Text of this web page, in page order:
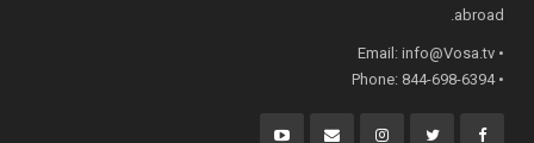
abroad.
• Email:
info@Vosa.tv
• Phone: 844-698-6394